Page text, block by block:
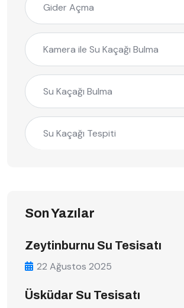
Gider Açma
Kamera ile Su Kaçağı Bulma
Su Kaçağı Bulma
Su Kaçağı Tespiti
Son Yazılar
Zeytinburnu Su Tesisatı
22 Ağustos 2025
Üsküdar Su Tesisatı